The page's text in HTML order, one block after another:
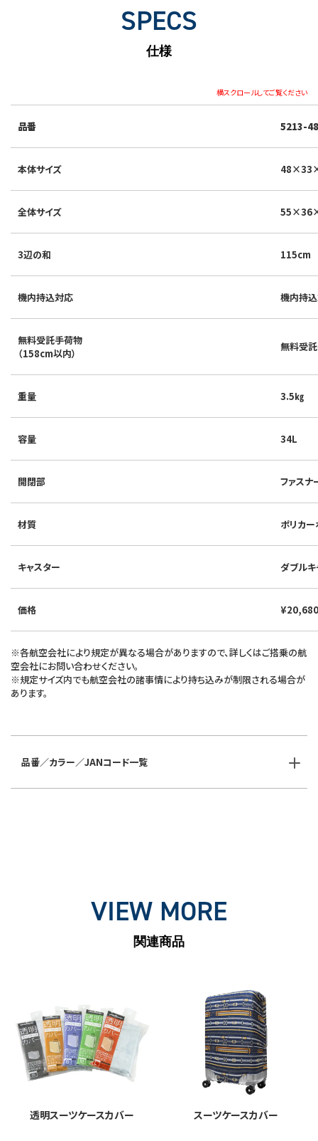
SPECS
仕様
横スクロールしてご覧ください
品番 5213-48
本体サイズ
全体サイズ
3辺の和 115cm
機内持込対応 機内持
無料受託手荷物
（158cm以内）
無料受
重量 3.5㎏
容量 34L
開閉部 ファスナ
材質 ポリカ
キャスター ダブル
価格
※各航空会社により規定が異なる場合がありますので、詳しくはご搭乗の航
空会社にお問い合わせください。
※規定サイズ内でも航空会社の諸事情により持ち込みが制限される場合が
あります。
品番／カラー／JANコード一覧
VIEW MORE
関連商品
透明スーツケースカバー スーツケースカバー